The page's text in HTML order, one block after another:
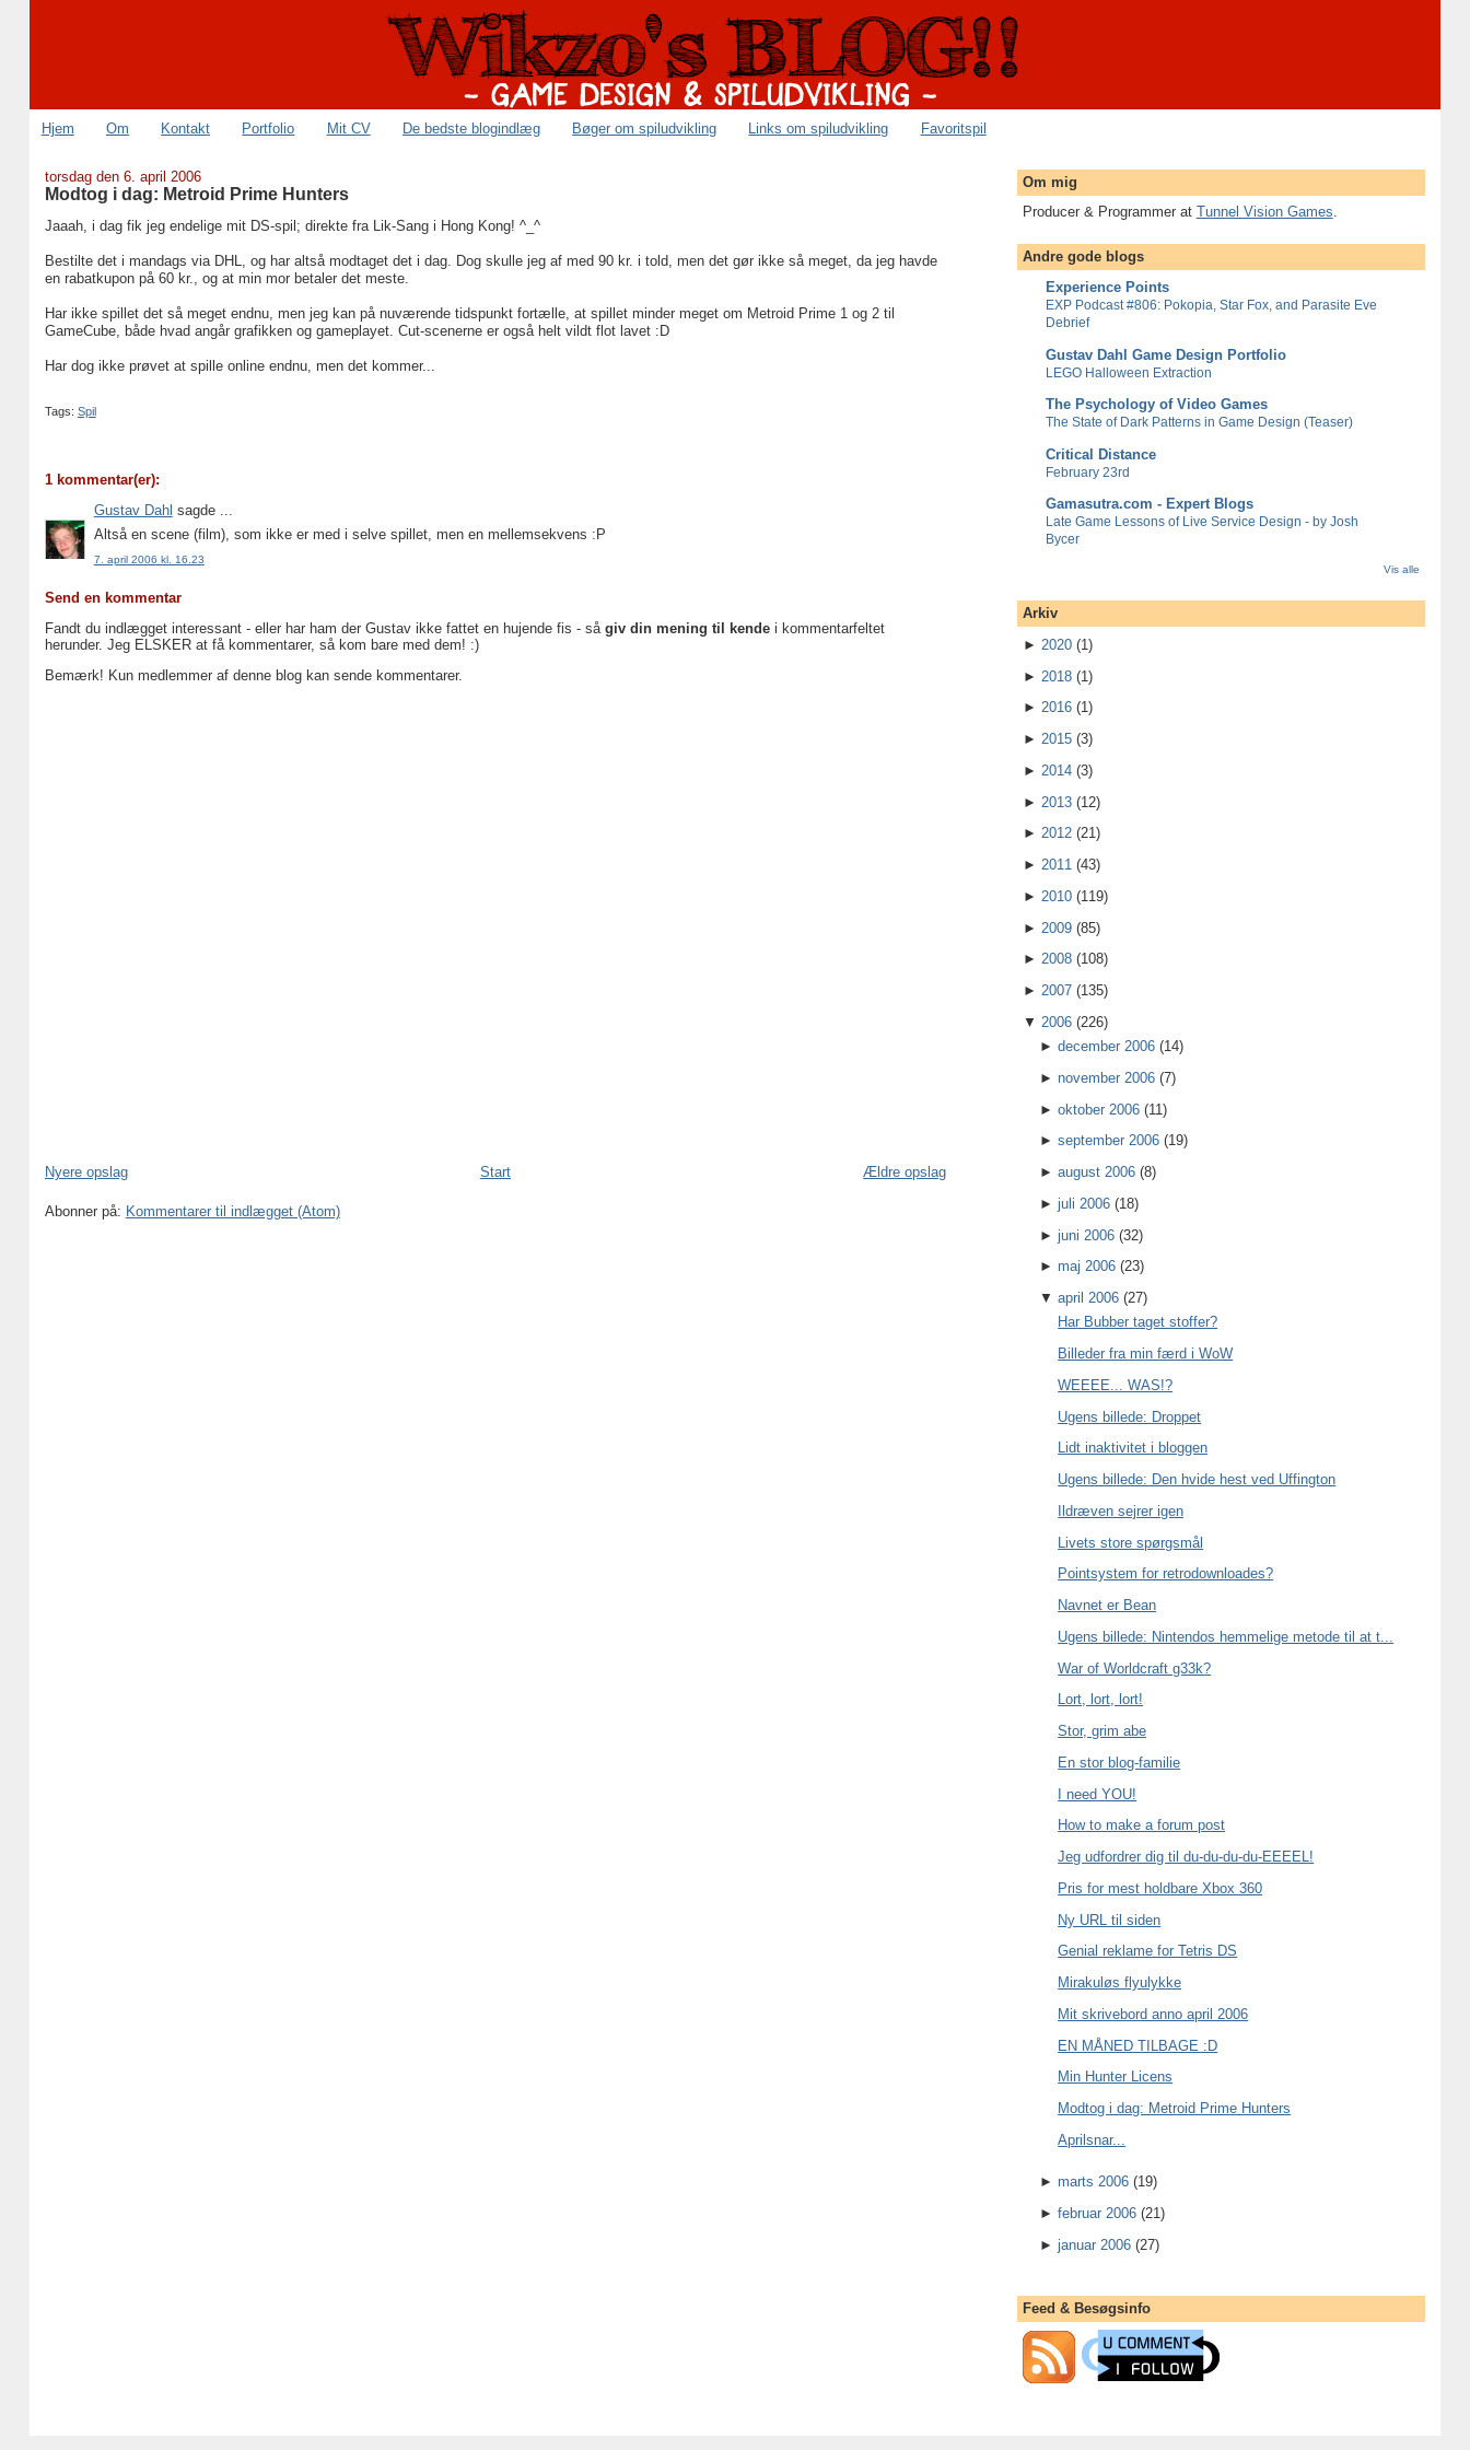
Hjem Om Kontakt Portfolio Mit CV De bedste blogindlæg Bøger om spiludvikling Links om spiludvikling Favoritspil
torsdag den 6. april 2006
Modtog i dag: Metroid Prime Hunters
Jaaah, i dag fik jeg endelige mit DS-spil; direkte fra Lik-Sang i Hong Kong! ^_^
Bestilte det i mandags via DHL, og har altså modtaget det i dag. Dog skulle jeg af med 90 kr. i told, men det gør ikke så meget, da jeg havde
en rabatkupon på 60 kr., og at min mor betaler det meste.
Har ikke spillet det så meget endnu, men jeg kan på nuværende tidspunkt fortælle, at spillet minder meget om Metroid Prime 1 og 2 til
GameCube, både hvad angår grafikken og gameplayet. Cut-scenerne er også helt vildt flot lavet :D
Har dog ikke prøvet at spille online endnu, men det kommer...
Tags: Spil
1 kommentar(er):
Gustav Dahl sagde ...
Altså en scene (film), som ikke er med i selve spillet, men en mellemsekvens :P
7. april 2006 kl. 16.23
Send en kommentar
Fandt du indlægget interessant - eller har ham der Gustav ikke fattet en hujende fis - så giv din mening til kendei kommentarfeltet
herunder. Jeg ELSKER at få kommentarer, så kom bare med dem! :)
Bemærk! Kun medlemmer af denne blog kan sende kommentarer.
Nyere opslag Ældre opslag
Start
Abonner på: Kommentarer til indlægget (Atom)
Om mig
Producer & Programmer at Tunnel Vision Games
Andre gode blogs
Experience Points
EXP Podcast #806: Pokopia, Star Fox, and Parasite Eve
Debrief
Gustav Dahl Game Design Portfolio
LEGO Halloween Extraction
The Psychology of Video Games
The State of Dark Patterns in Game Design (Teaser)
Critical Distance
February 23rd
Gamasutra.com - Expert Blogs
Late Game Lessons of Live Service Design - by Josh
Bycer
Vis alle
Arkiv
► 2020 (1)
► 2018 (1)
► 2016 (1)
► 2015 (3)
► 2014 (3)
► 2013 (12)
► 2012 (21)
► 2011 (43)
► 2010 (119)
► 2009 (85)
► 2008 (108)
► 2007 (135)
▼ 2006 (226)
►december 2006 (14)
►november 2006 (7)
►oktober 2006 (11)
►september 2006 (19)
►august 2006 (8)
►juli 2006 (18)
►juni 2006 (32)
►maj 2006 (23)
▼april 2006 (27)
Har Bubber taget stoffer?
Billeder fra min færd i WoW
WEEEE... WAS!?
Ugens billede: Droppet
Lidt inaktivitet i bloggen
Ugens billede: Den hvide hest ved Uffington
Ildræven sejrer igen
Livets store spørgsmål
Pointsystem for retrodownloades?
Navnet er Bean
Ugens billede: Nintendos hemmelige metode til at t...
War of Worldcraft g33k?
Lort, lort, lort!
Stor, grim abe
En stor blog-familie
I need YOU!
How to make a forum post
Jeg udfordrer dig til du-du-du-du-EEEEL!
Pris for mest holdbare Xbox 360
Ny URL til siden
Genial reklame for Tetris DS
Mirakuløs flyulykke
Mit skrivebord anno april 2006
EN MÅNED TILBAGE :D
Min Hunter Licens
Modtog i dag: Metroid Prime Hunters
Aprilsnar...
►marts 2006 (19)
►februar 2006 (21)
►januar 2006 (27)
Feed & Besøgsinfo